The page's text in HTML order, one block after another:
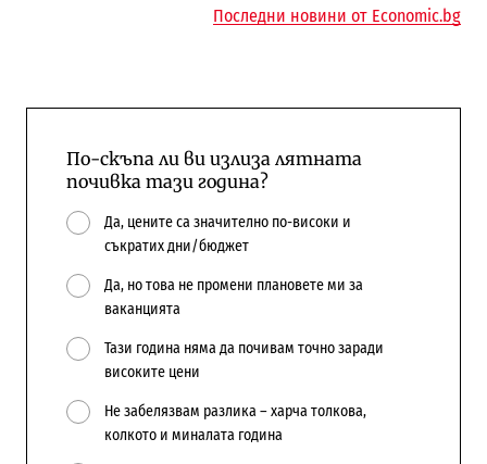
Последни новини от Economic.bg
По-скъпа ли ви излиза лятната
почивка тази година?
Да, цените са значително по-високи и
съкратих дни/бюджет
Да, но това не промени плановете ми за
ваканцията
Тази година няма да почивам точно заради
високите цени
Не забелязвам разлика – харча толкова,
колкото и миналата година